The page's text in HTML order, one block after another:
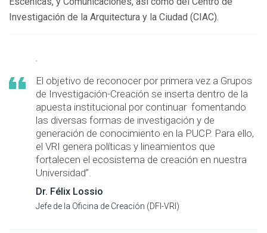
Investigación de la Arquitectura y la Ciudad (CIAC).
El objetivo de reconocer por primera vez a Grupos
de Investigación-Creación se inserta dentro de la
apuesta institucional por continuar fomentando
las diversas formas de investigación y de
generación de conocimiento en la PUCP. Para ello,
el VRI genera políticas y lineamientos que
fortalecen el ecosistema de creación en nuestra
Universidad”.
Dr. Félix Lossio
Jefe de la Oficina de Creación (DFI-VRI)